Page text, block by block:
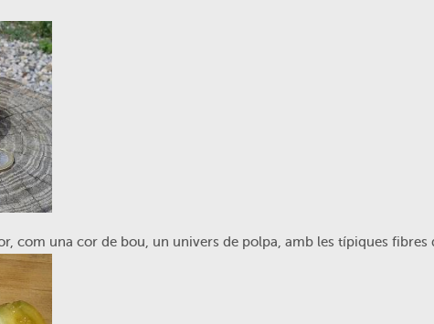
com una cor de bou, un univers de polpa, amb les típiques fibres